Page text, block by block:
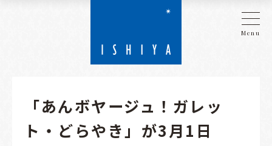
Menu
「あんボヤージュ！ガレッ
ト・どらやき」が3月1日